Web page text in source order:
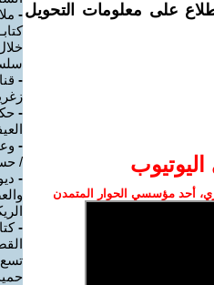
على معلومات التحويل
أحد مؤسسي الحوار المتمدن
-
-
-
-
/
-
-